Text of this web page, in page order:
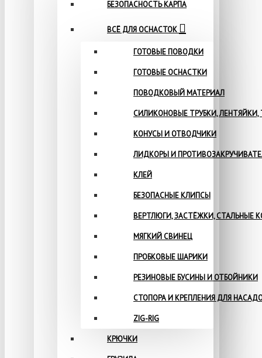
БЕЗОПАСНОСТЬ КАРПА
ВСЁ ДЛЯ ОСНАСТОК
ГОТОВЫЕ ПОВОДКИ
ГОТОВЫЕ ОСНАСТКИ
ПОВОДКОВЫЙ МАТЕРИАЛ
СИЛИКОНОВЫЕ ТРУБКИ,
КОНУСЫ И ОТВОДЧИКИ
ЛИДКОРЫ И
КЛЕЙ
БЕЗОПАСНЫЕ КЛИПСЫ
ВЕРТЛЮГИ, ЗАСТЁЖКИ, СТАЛЬНЫЕ
МЯГКИЙ СВИНЕЦ
ПРОБКОВЫЕ ШАРИКИ
РЕЗИНОВЫЕ БУСИНЫ И ОТБОЙНИКИ
СТОПОРА И КРЕПЛЕНИЯ ДЛЯ
ZIG-RIG
КРЮЧКИ